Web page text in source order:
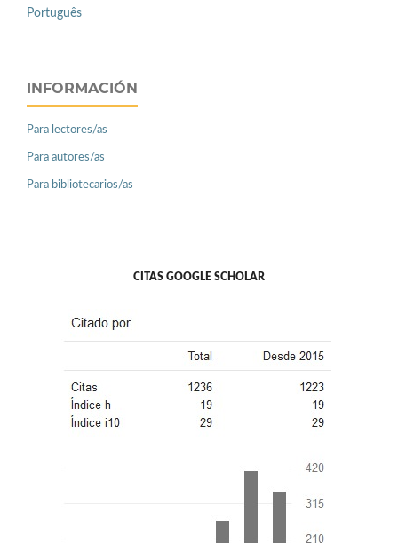
Português
INFORMACIÓN
Para lectores/as
Para autores/as
Para bibliotecarios/as
CITAS GOOGLE SCHOLAR